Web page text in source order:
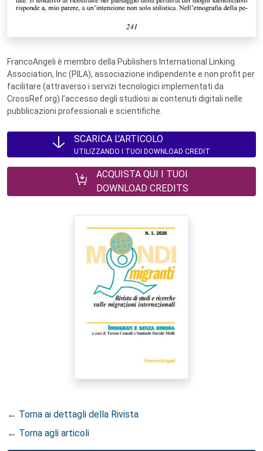
FrancoAngeli è membro della Publishers International Linking
Association, Inc (PILA), associazione indipendente e non profit per
facilitare (attraverso i servizi tecnologici implementati da
CrossRef.org) l’accesso degli studiosi ai contenuti digitali nelle
pubblicazioni professionali e scientifiche.
SCARICA L'ARTICOLO
UTILIZZANDO I TUOI DOWNLOAD CREDIT
ACQUISTA QUI I TUOI
DOWNLOAD CREDITS
← Torna ai dettagli della Rivista
← Torna agli articoli